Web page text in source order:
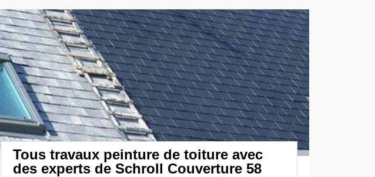
Tous travaux peinture de toiture avec
des experts de Schroll Couverture 58